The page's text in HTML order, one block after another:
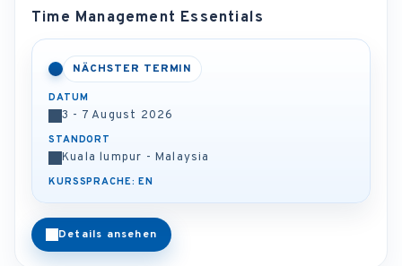
Time Management Essentials
NÄCHSTER TERMIN
DATUM
3 - 7 August 2026
STANDORT
Kuala lumpur - Malaysia
KURSSPRACHE: EN
Details ansehen